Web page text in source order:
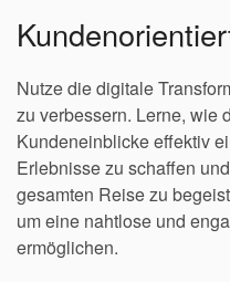
Nutze die digitale
zu verbessern. Lerne, wie
Kundeneinblicke effektiv
Erlebnisse zu schaffen
gesamten Reise zu
um eine nahtlose und
ermöglichen.